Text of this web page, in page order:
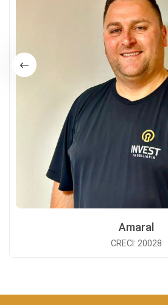
Amaral
CRECI: 20028